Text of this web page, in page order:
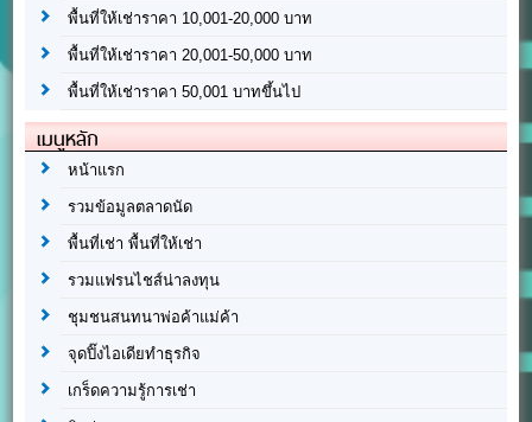
พื้นที่ให้เช่าราคา 10,001-20,000 บาท
พื้นที่ให้เช่าราคา 20,001-50,000 บาท
พื้นที่ให้เช่าราคา 50,001 บาทขึ้นไป
เมนูหลัก
หน้าแรก
รวมข้อมูลตลาดนัด
พื้นที่เช่า พื้นที่ให้เช่า
รวมแฟรนไชส์น่าลงทุน
ชุมชนสนทนาพ่อค้าแม่ค้า
จุดปิ๊งไอเดียทำธุรกิจ
เกร็ดความรู้การเช่า